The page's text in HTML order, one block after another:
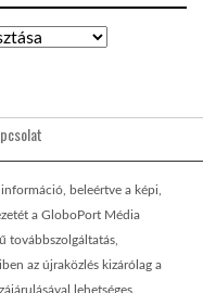
beleértve a képi,
a GloboPort Média
továbbszolgáltatás,
az újraközlés kizárólag a
lehetséges.